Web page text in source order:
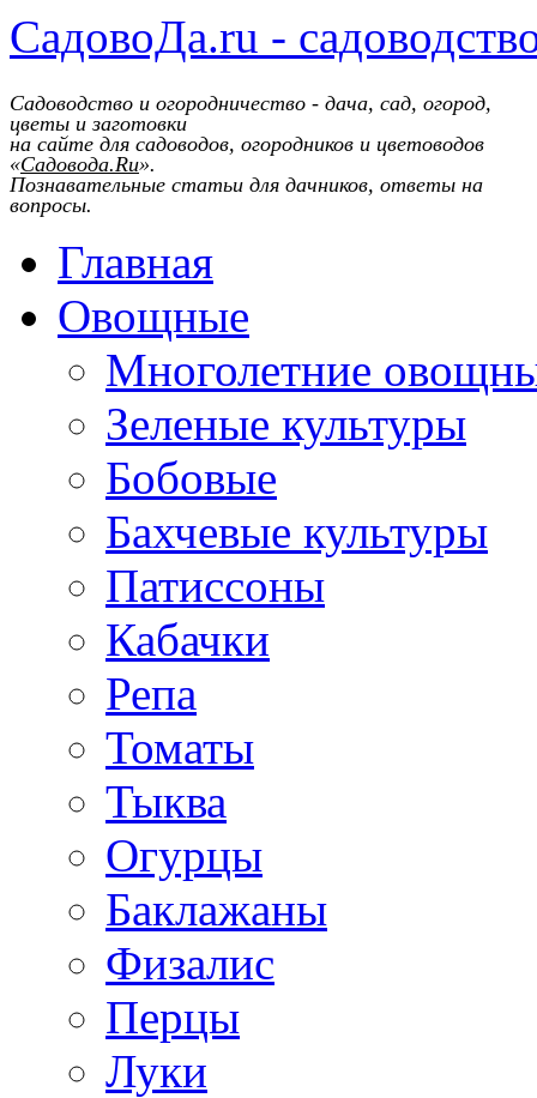
СадовоДа.ru -
Садоводство и огородничество - дача, сад, огород,
цветы и заготовки
на сайте для садоводов, огородников и цветоводов
«Садовода.Ru».
Познавательные статьи для дачников, ответы на
вопросы.
Главная
Овощные
Многолетние
Зеленые культуры
Бобовые
Бахчевые культуры
Патиссоны
Кабачки
Репа
Томаты
Тыква
Огурцы
Баклажаны
Физалис
Перцы
Луки